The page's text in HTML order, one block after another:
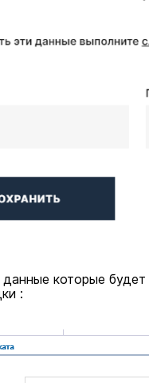
которые
: